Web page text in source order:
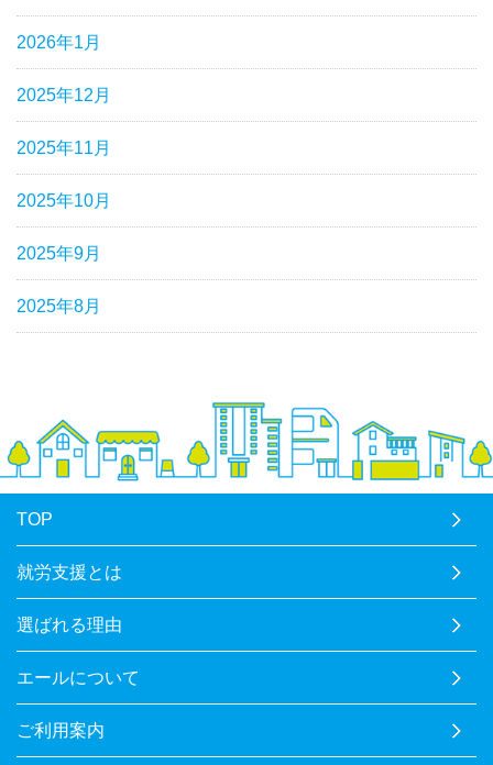
2026年1月
2025年12月
2025年11月
2025年10月
2025年9月
2025年8月
TOP
就労支援とは
選ばれる理由
エールについて
ご利用案内